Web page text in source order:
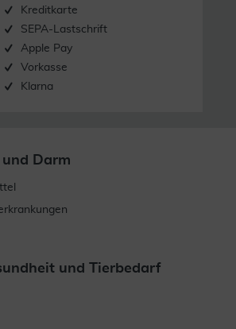
Kreditkarte
SEPA-Lastschrift
Apple Pay
Vorkasse
Klarna
und Darm
und Tierbedarf